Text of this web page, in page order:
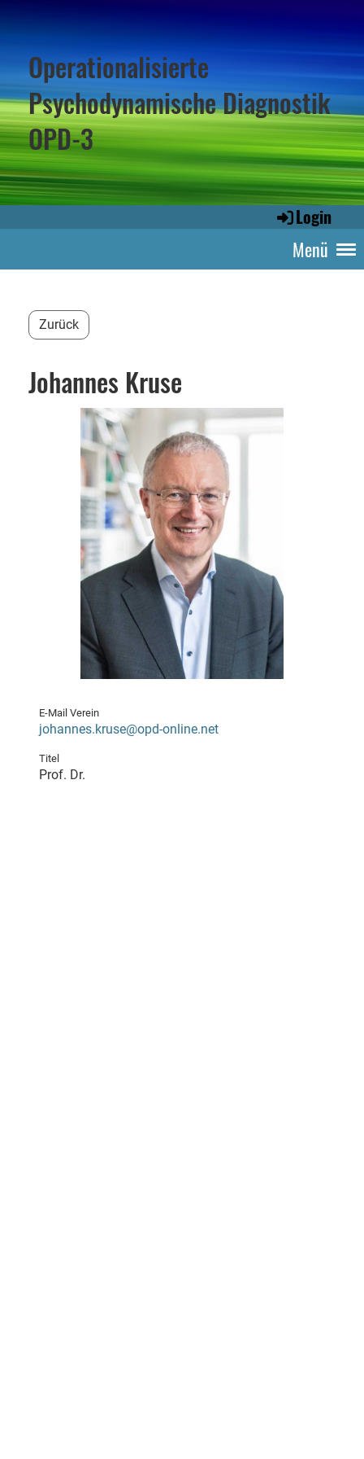
Operationalisierte
Psychodynamische Diagnostik
OPD-3
Login
Menü
Zurück
Johannes Kruse
E-Mail Verein
johannes.kruse@opd-online.net
Titel
Prof. Dr.